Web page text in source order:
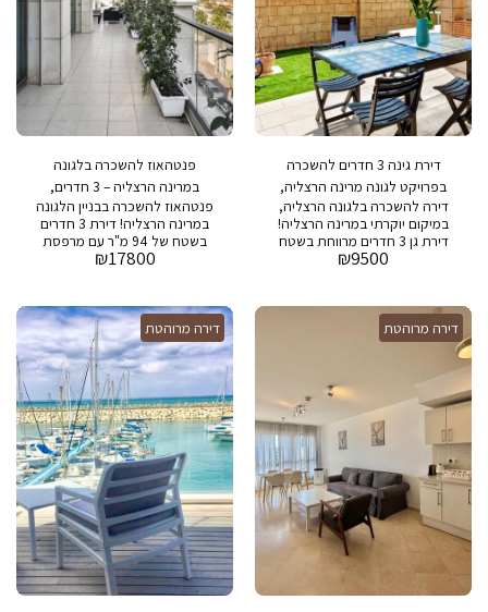
דירת גינה 3 חדרים להשכרה
בפרויקט לגונה מרינה הרצליה,
דירה מרוהטת קומפלט
דירה להשכרה בלגונה הרצליה,
במיקום יוקרתי במרינה הרצליה!
דירת גן 3 חדרים מרווחת בשטח
של כ-80 מ"ר, עם גינה פרטית
היוקרתי כולל בריכת שחייה
מפנקת, חדר כושר מאובזר, חניה
המיקומים המבוקשים ביותר
בהרצליה, קרוב לים, מסעדות
יוקרה, מרכזי קניות ובילוי. חוויית
מגורים ברמה הגבוהה ביותר
במרינה הרצליה, מושלם עבור מי
שמחפש שילוב של נוחות, יוקרה
וסביבה ייחודית!
₪9500
פנטהאוז להשכרה בלגונה
במרינה הרצליה – 3 חדרים,
מרפסת ענקית ושירותים יוקרתיים
פנטהאוז להשכרה בבניין הלגונה
במרינה הרצליה! דירת 3 חדרים
בשטח של 94 מ"ר עם מרפסת
ענקית של 43 מ"ר. הבניין כולל
מגורים יוקרתית במיקום מבוקש,
קרוב לים ולמרכזי בילוי בהרצליה.
₪17800
דירה מרוהטת דירה מרוהטת